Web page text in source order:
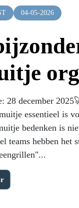
04-05-2026
28 december
essentieel is
bedenken is
teams hebben het